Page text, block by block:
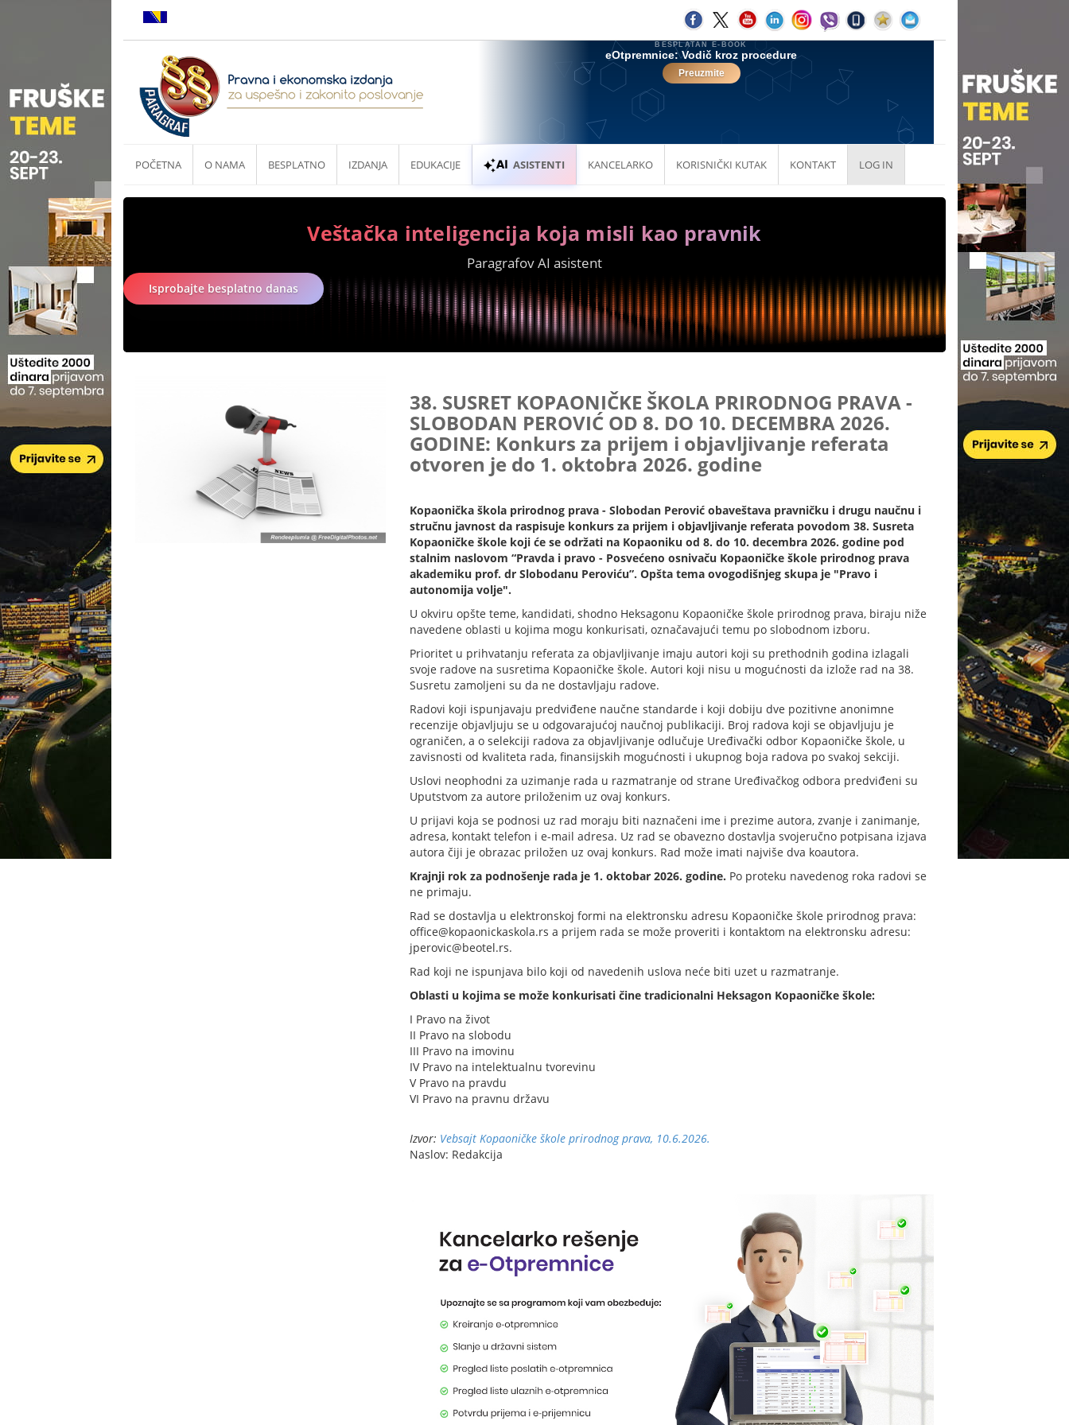
POČETNA O NAMA BESPLATNO IZDANJA EDUKACIJE ASISTENTI KANCELARKO KORISNIČKI KUTAK KONTAKT LOG IN
Veštačka inteligencija koja misli kao pravnik
Paragrafov AI asistent
Isprobajte besplatno danas
38. SUSRET KOPAONIČKE ŠKOLA PRIRODNOG PRAVA -
SLOBODAN PEROVIĆ OD 8. DO 10. DECEMBRA 2026.
GODINE: Konkurs za prijem i objavljivanje referata
otvoren je do 1. oktobra 2026. godine
Kopaonička škola prirodnog prava - Slobodan Perović obaveštava pravničku i drugu naučnu i
stručnu javnost da raspisuje konkurs za prijem i objavljivanje referata povodom 38. Susreta
Kopaoničke škole koji će se održati na Kopaoniku od 8. do 10. decembra 2026. godine pod
stalnim naslovom “Pravda i pravo - Posvećeno osnivaču Kopaoničke škole prirodnog prava
akademiku prof. dr Slobodanu Peroviću”. Opšta tema ovogodišnjeg skupa je "Pravo i
autonomija volje".
U okviru opšte teme, kandidati, shodno Heksagonu Kopaoničke škole prirodnog prava, biraju niže
navedene oblasti u kojima mogu konkurisati, označavajući temu po slobodnom izboru.
Prioritet u prihvatanju referata za objavljivanje imaju autori koji su prethodnih godina izlagali
svoje radove na susretima Kopaoničke škole. Autori koji nisu u mogućnosti da izlože rad na 38.
Susretu zamoljeni su da ne dostavljaju radove.
Radovi koji ispunjavaju predviđene naučne standarde i koji dobiju dve pozitivne anonimne
recenzije objavljuju se u odgovarajućoj naučnoj publikaciji. Broj radova koji se objavljuju je
ograničen, a o selekciji radova za objavljivanje odlučuje Uređivački odbor Kopaoničke škole, u
zavisnosti od kvaliteta rada, finansijskih mogućnosti i ukupnog boja radova po svakoj sekciji.
Uslovi neophodni za uzimanje rada u razmatranje od strane Uređivačkog odbora predviđeni su
Uputstvom za autore priloženim uz ovaj konkurs.
U prijavi koja se podnosi uz rad moraju biti naznačeni ime i prezime autora, zvanje i zanimanje,
adresa, kontakt telefon i e-mail adresa. Uz rad se obavezno dostavlja svojeručno potpisana izjava
autora čiji je obrazac priložen uz ovaj konkurs. Rad može imati najviše dva koautora.
Krajnji rok za podnošenje rada je 1. oktobar 2026. godine. Po proteku navedenog roka radovi se
ne primaju.
Rad se dostavlja u elektronskoj formi na elektronsku adresu Kopaoničke škole prirodnog prava:
office@kopaonickaskola.rs a prijem rada se može proveriti i kontaktom na elektronsku adresu:
jperovic@beotel.rs.
Rad koji ne ispunjava bilo koji od navedenih uslova neće biti uzet u razmatranje.
Oblasti u kojima se može konkurisati čine tradicionalni Heksagon Kopaoničke škole:
I Pravo na život
II Pravo na slobodu
III Pravo na imovinu
IV Pravo na intelektualnu tvorevinu
V Pravo na pravdu
VI Pravo na pravnu državu
Izvor: Vebsajt Kopaoničke škole prirodnog prava, 10.6.2026.
Naslov: Redakcija